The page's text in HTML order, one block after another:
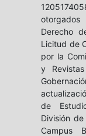
Derecho
Licitud de
por la
y
de
División
Campus